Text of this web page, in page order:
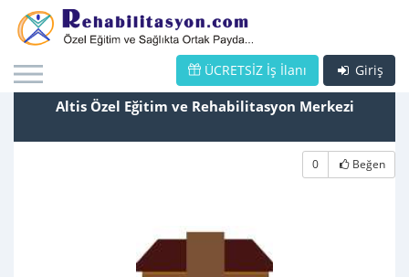
Giriş
ÜCRETSİZ İş İlanı
Altis Özel Eğitim ve Rehabilitasyon Merkezi
0 Beğen